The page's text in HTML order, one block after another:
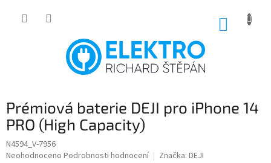
Prémiová baterie DEJI pro iPhone 14
PRO (High Capacity)
N4594_V-7956
Průměrné
Neohodnoceno Podrobnosti hodnocení Značka: DEJI